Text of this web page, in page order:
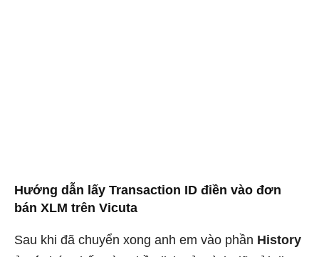
Hướng dẫn lấy Transaction ID điền vào đơn
bán XLM trên Vicuta
Sau khi đã chuyển xong anh em vào phần History